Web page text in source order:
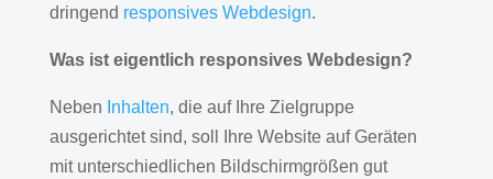
dringend responsives Webdesign.
Was ist eigentlich responsives Webdesign?
Neben Inhalten, die auf Ihre Zielgruppe
ausgerichtet sind, soll Ihre Website auf Geräten
mit unterschiedlichen Bildschirmgrößen gut